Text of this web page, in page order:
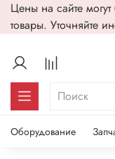
Цены на сайте
товары. Уточняйте
Оборудование